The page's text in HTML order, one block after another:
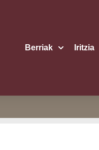
Berriak Iritzia